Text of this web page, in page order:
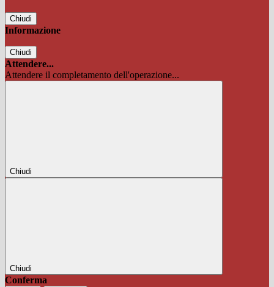
Chiudi
Informazione
Chiudi
Attendere...
Attendere il completamento dell'operazione...
Chiudi
Chiudi
Conferma